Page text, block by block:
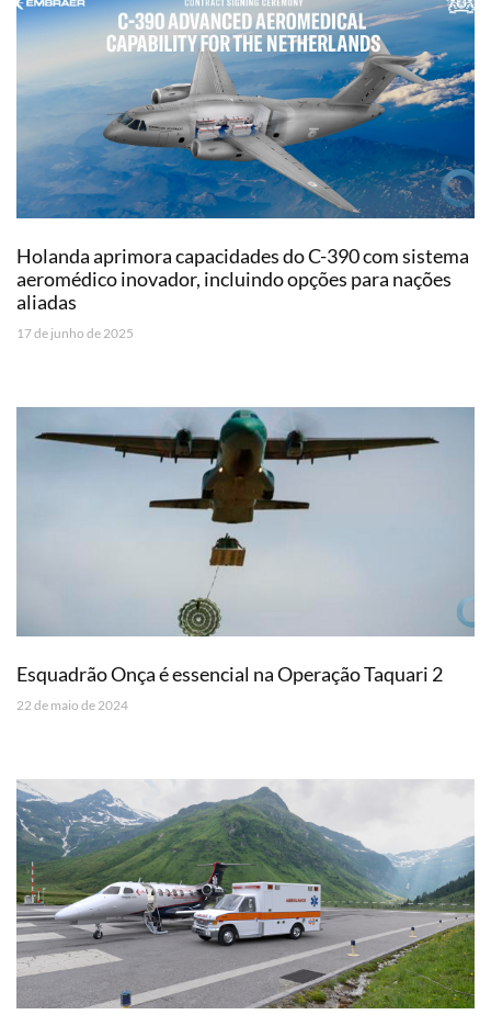
Holanda aprimora capacidades do C-390 com sistema
aeromédico inovador, incluindo opções para nações
aliadas
17 de junho de 2025
Esquadrão Onça é essencial na Operação Taquari 2
22 de maio de 2024